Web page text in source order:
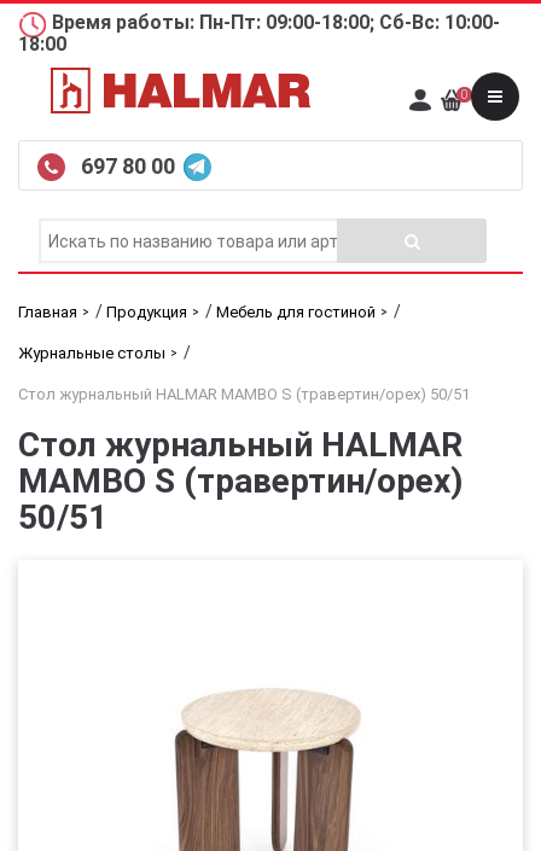
Время работы: Пн-Пт: 09:00-18:00; Сб-Вс: 10:00-
18:00
697 80 00
0
Главная / Продукция / Мебель для гостиной /
Журнальные столы /
Стол журнальный HALMAR MAMBO S (травертин/орех) 50/51
Стол журнальный HALMAR
MAMBO S (травертин/орех)
50/51